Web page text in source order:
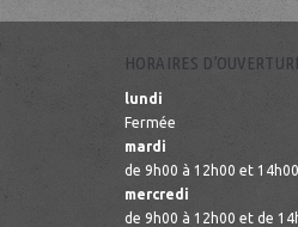
HORAIRES
lundi
Fermée
mardi
de 9h00 à 12h00 et
mercredi
de 9h00 à 12h00 et de